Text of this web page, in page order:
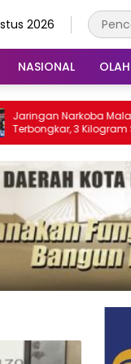
2026
NASIONAL
Narkoba
3 Kilogram Sabu
Lewat